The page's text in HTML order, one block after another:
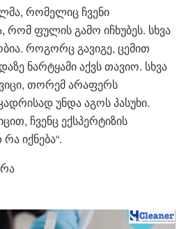
რომელიც ჩვენი
ფულის გამო იჩხუბეს. სხვა
როგორც გავიგე, ცემით
ნარტყამი აქვს თავიო. სხვა
თორემ არაფერს
უნდა აგოს პასუხი.
ჩვენც ექსპერტიზის
იქნება“.